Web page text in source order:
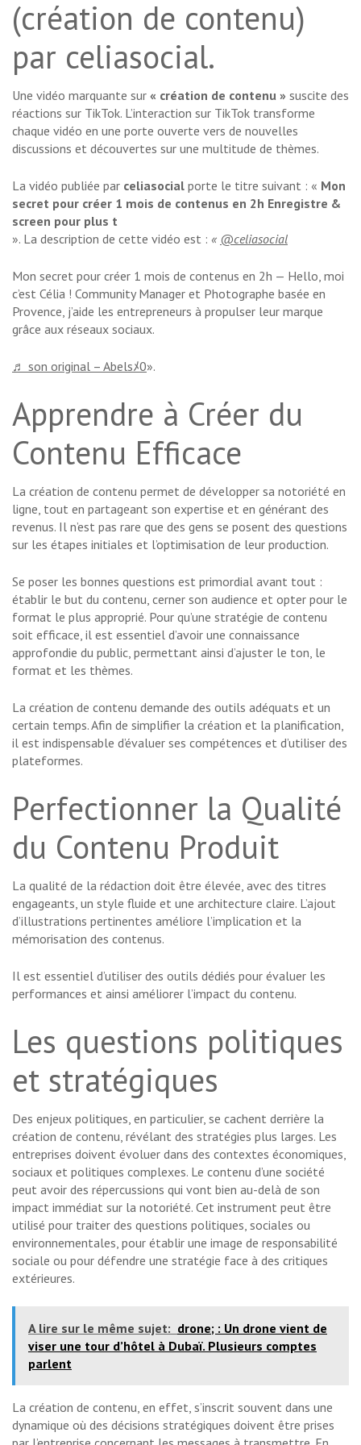
(création de contenu)
par celiasocial.
Une vidéo marquante sur « création de contenu » suscite des
réactions sur TikTok. L’interaction sur TikTok transforme
chaque vidéo en une porte ouverte vers de nouvelles
discussions et découvertes sur une multitude de thèmes.
La vidéo publiée par celiasocial porte le titre suivant : « Mon
secret pour créer 1 mois de contenus en 2h Enregistre &
screen pour plus t
». La description de cette vidéo est : « @celiasocial
Mon secret pour créer 1 mois de contenus en 2h — Hello, moi
c’est Célia ! Community Manager et Photographe basée en
Provence, j’aide les entrepreneurs à propulser leur marque
grâce aux réseaux sociaux.
♬ son original – Abelsﾒ0».
Apprendre à Créer du
Contenu Efficace
La création de contenu permet de développer sa notoriété en
ligne, tout en partageant son expertise et en générant des
revenus. Il n’est pas rare que des gens se posent des questions
sur les étapes initiales et l’optimisation de leur production.
Se poser les bonnes questions est primordial avant tout :
établir le but du contenu, cerner son audience et opter pour le
format le plus approprié. Pour qu’une stratégie de contenu
soit efficace, il est essentiel d’avoir une connaissance
approfondie du public, permettant ainsi d’ajuster le ton, le
format et les thèmes.
La création de contenu demande des outils adéquats et un
certain temps. Afin de simplifier la création et la planification,
il est indispensable d’évaluer ses compétences et d’utiliser des
plateformes.
Perfectionner la Qualité
du Contenu Produit
La qualité de la rédaction doit être élevée, avec des titres
engageants, un style fluide et une architecture claire. L’ajout
d’illustrations pertinentes améliore l’implication et la
mémorisation des contenus.
Il est essentiel d’utiliser des outils dédiés pour évaluer les
performances et ainsi améliorer l’impact du contenu.
Les questions politiques
et stratégiques
Des enjeux politiques, en particulier, se cachent derrière la
création de contenu, révélant des stratégies plus larges. Les
entreprises doivent évoluer dans des contextes économiques,
sociaux et politiques complexes. Le contenu d’une société
peut avoir des répercussions qui vont bien au-delà de son
impact immédiat sur la notoriété. Cet instrument peut être
utilisé pour traiter des questions politiques, sociales ou
environnementales, pour établir une image de responsabilité
sociale ou pour défendre une stratégie face à des critiques
extérieures.
A lire sur le même sujet: drone; : Un drone vient de
viser une tour d’hôtel à Dubaï. Plusieurs comptes
parlent
La création de contenu, en effet, s’inscrit souvent dans une
dynamique où des décisions stratégiques doivent être prises